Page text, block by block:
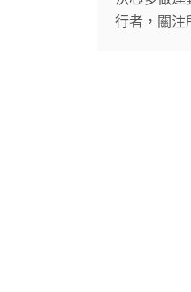
行者，關注